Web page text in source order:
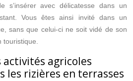
s’insérer avec délicatesse dans un
Vous êtes ainsi invité dans un
sans que celui‑ci ne soit vidé de son
agricoles
les rizières en terrasses